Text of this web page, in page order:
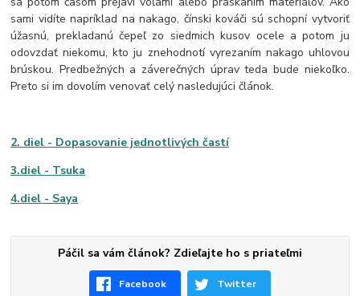
sami vidíte napríklad na nakago, čínski kováči sú schopní vytvoriť
úžasnú, prekladanú čepeľ zo siedmich kusov ocele a potom ju
odovzdať niekomu, kto ju znehodnotí vyrezaním nakago uhlovou
brúskou. Predbežných a záverečných úprav teda bude niekoľko.
Preto si im dovolím venovať celý nasledujúci článok.
2. diel - Dopasovanie jednotlivých častí
3.diel - Tsuka
4.diel - Saya
Páčil sa vám článok? Zdieľajte ho s priateľmi
Facebook Twitter